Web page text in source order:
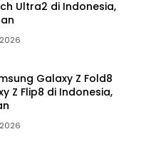
Ultra2 di Indonesia,
Galaxy Z Fold8
Z Flip8 di Indonesia,